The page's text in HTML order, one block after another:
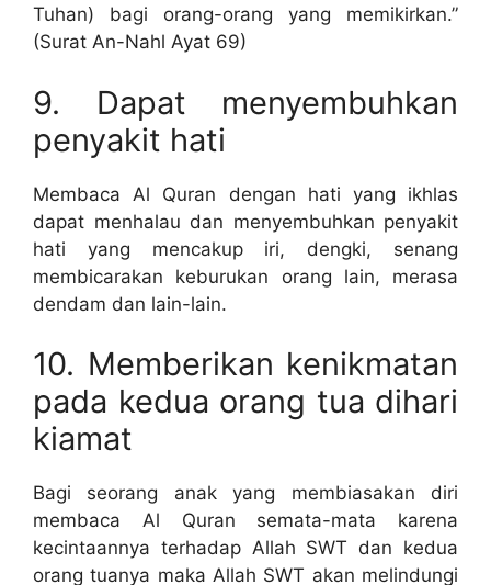
Tuhan) bagi orang-orang yang memikirkan.”
(Surat An-Nahl Ayat 69)
9. Dapat menyembuhkan
penyakit hati
Membaca Al Quran dengan hati yang ikhlas
dapat menhalau dan menyembuhkan penyakit
hati yang mencakup iri, dengki, senang
membicarakan keburukan orang lain, merasa
dendam dan lain-lain.
10. Memberikan kenikmatan
pada kedua orang tua dihari
kiamat
Bagi seorang anak yang membiasakan diri
membaca Al Quran semata-mata karena
kecintaannya terhadap Allah SWT dan kedua
orang tuanya maka Allah SWT akan melindungi